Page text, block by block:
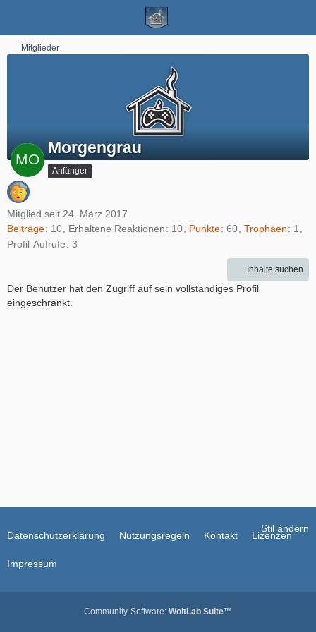
Mitglieder
Morgengrau
Anfänger
Mitglied seit 24. März 2017
Beiträge
10 Erhaltene Reaktionen 10 Punkte 60 Trophäen
1
Profil-Aufrufe
3
Inhalte suchen
Der Benutzer hat den Zugriff auf sein vollständiges Profil
eingeschränkt.
Stil ändern
Datenschutzerklärung Nutzungsregeln Kontakt Lizenzen
Impressum
Community-Software: WoltLab Suite™